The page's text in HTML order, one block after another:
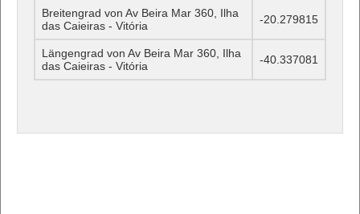
Breitengrad von Av Beira Mar 360, Ilha
das Caieiras - Vitória
-20.279815
Längengrad von Av Beira Mar 360, Ilha
das Caieiras - Vitória
-40.337081